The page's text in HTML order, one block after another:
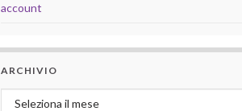
account
ARCHIVIO
Archivio